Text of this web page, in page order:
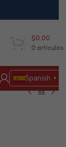
0 artículos
$0.00
Spanish ▼